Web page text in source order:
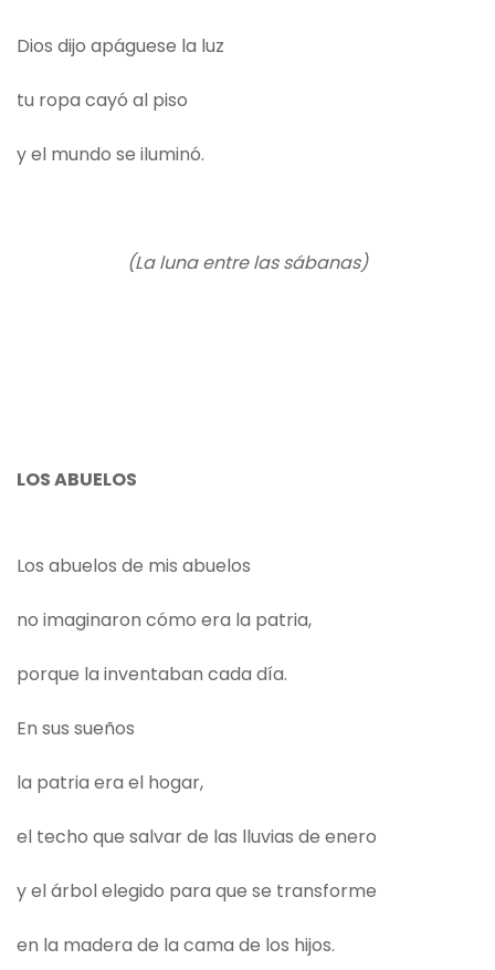
Dios dijo apáguese la luz
tu ropa cayó al piso
y el mundo se iluminó.
(La luna entre las sábanas)
LOS ABUELOS
Los abuelos de mis abuelos
no imaginaron cómo era la patria,
porque la inventaban cada día.
En sus sueños
la patria era el hogar,
el techo que salvar de las lluvias de enero
y el árbol elegido para que se transforme
en la madera de la cama de los hijos.